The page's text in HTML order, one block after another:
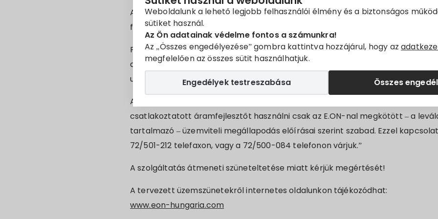
Weboldalunk a lehető legjobb felhasználói élmény és a biztonságos
sütiket használ.
Az Ön adatainak védelme fontos a számunkra!
Az „Összes engedélyezése” gombra kattintva hozzájárul, hogy az
megfelelően az összes sütit használhatjuk.
Összes
Engedélyek testreszabása
A tervszerű beavatkozások biztonságos elvégzése érdekében
feszültség-mentesítése.
Favágási munkálatok elvégzése érdekében Villányban 2021.05.11-én és
a Wesselényi utca 1-től 3-ig és 2-től 20-ig, a Radnóti Miklós utca 14-ben és 15-
utca 21-ben, 23-ban és 34-ben, a Kodály Zoltán utca 1-től 5-ig és a 2-ben
A balesetek megelőzése érdekében felhívjuk figyelmét, hogy az áramszünet
csatlakoztatott áramfejlesztőt használni csak az E.ON-nal megkötött – a
tartalmazó – üzemviteli megállapodás előírásai szerint szabad. Ezzel
72/501-212 telefaxon, vagy a 72/500-084 telefonon várjuk.”
A szolgáltatás átmeneti szüneteltetése miatt kérjük megértését!
A tervezett üzemszünetekről internetes oldalunkon tájékozódhat:
www.eon-hungaria.com